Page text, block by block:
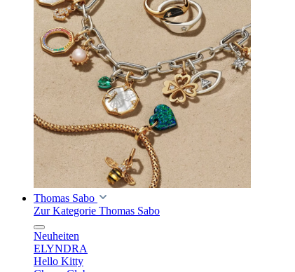
Thomas Sabo
Zur Kategorie Thomas Sabo
Neuheiten
ELYNDRA
Hello Kitty